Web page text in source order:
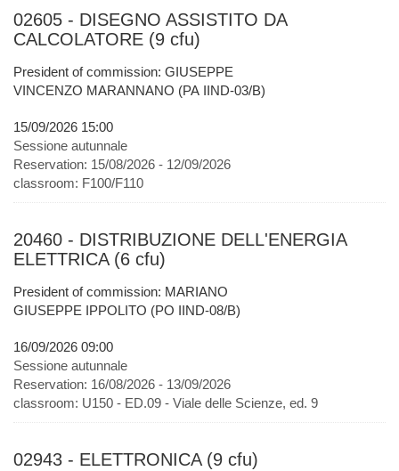
02605 - DISEGNO ASSISTITO DA
CALCOLATORE (9 cfu)
President of commission: GIUSEPPE
VINCENZO MARANNANO (PA IIND-03/B)
15/09/2026 15:00
Sessione autunnale
Reservation: 15/08/2026 - 12/09/2026
classroom: F100/F110
20460 - DISTRIBUZIONE DELL'ENERGIA
ELETTRICA (6 cfu)
President of commission: MARIANO
GIUSEPPE IPPOLITO (PO IIND-08/B)
16/09/2026 09:00
Sessione autunnale
Reservation: 16/08/2026 - 13/09/2026
classroom: U150 - ED.09 - Viale delle Scienze, ed. 9
02943 - ELETTRONICA (9 cfu)